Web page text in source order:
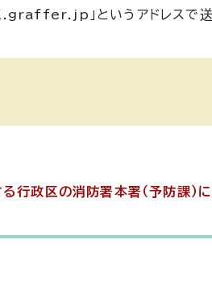
」というアドレスで送
行政区の消防署本署（予防課）